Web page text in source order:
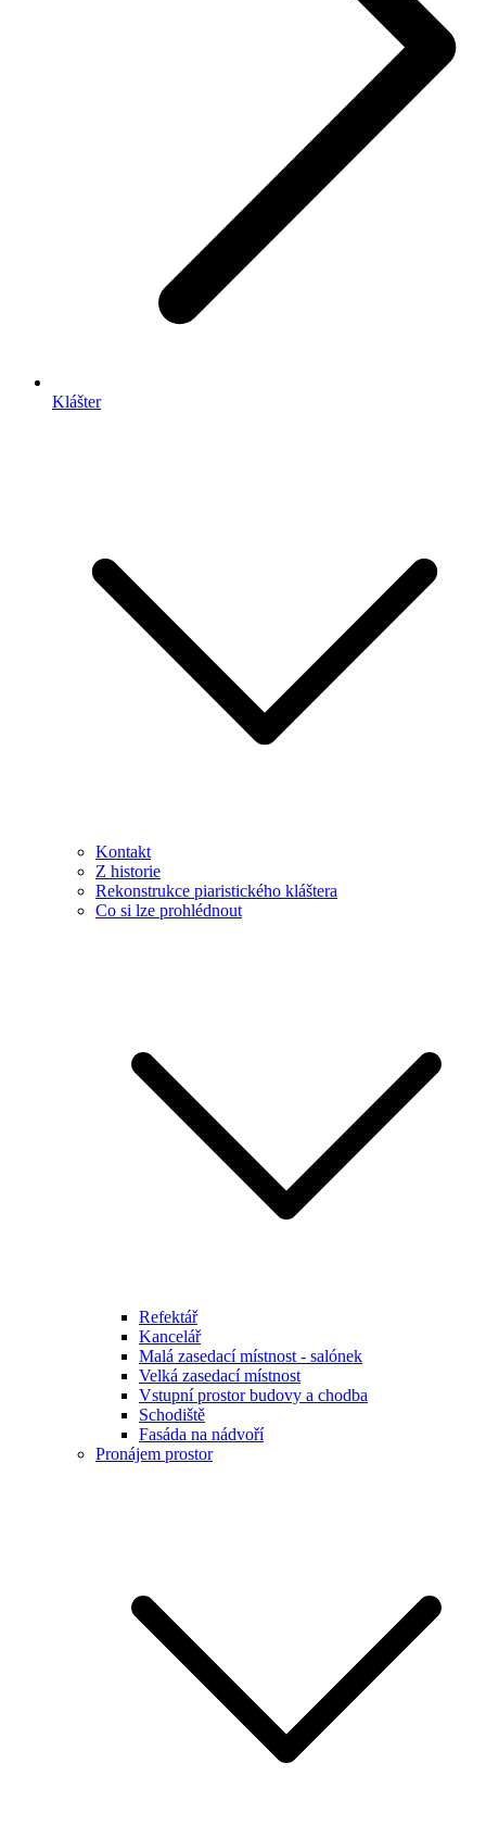
Klášter
Kontakt
Z historie
Rekonstrukce piaristického kláštera
Co si lze prohlédnout
Refektář
Kancelář
Malá zasedací místnost - salónek
Velká zasedací místnost
Vstupní prostor budovy a chodba
Schodiště
Fasáda na nádvoří
Pronájem prostor